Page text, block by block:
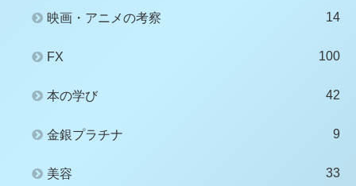
映画・アニメの考察 14
FX 100
本の学び 42
金銀プラチナ 9
美容 33